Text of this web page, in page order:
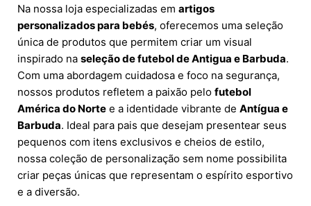
Na nossa loja especializadas em artigos
personalizados para bebés, oferecemos uma seleção
única de produtos que permitem criar um visual
inspirado na seleção de futebol de Antigua e Barbuda.
Com uma abordagem cuidadosa e foco na segurança,
nossos produtos refletem a paixão pelo futebol
América do Norte e a identidade vibrante de Antígua e
Barbuda. Ideal para pais que desejam presentear seus
pequenos com itens exclusivos e cheios de estilo,
nossa coleção de personalização sem nome possibilita
criar peças únicas que representam o espírito esportivo
e a diversão.